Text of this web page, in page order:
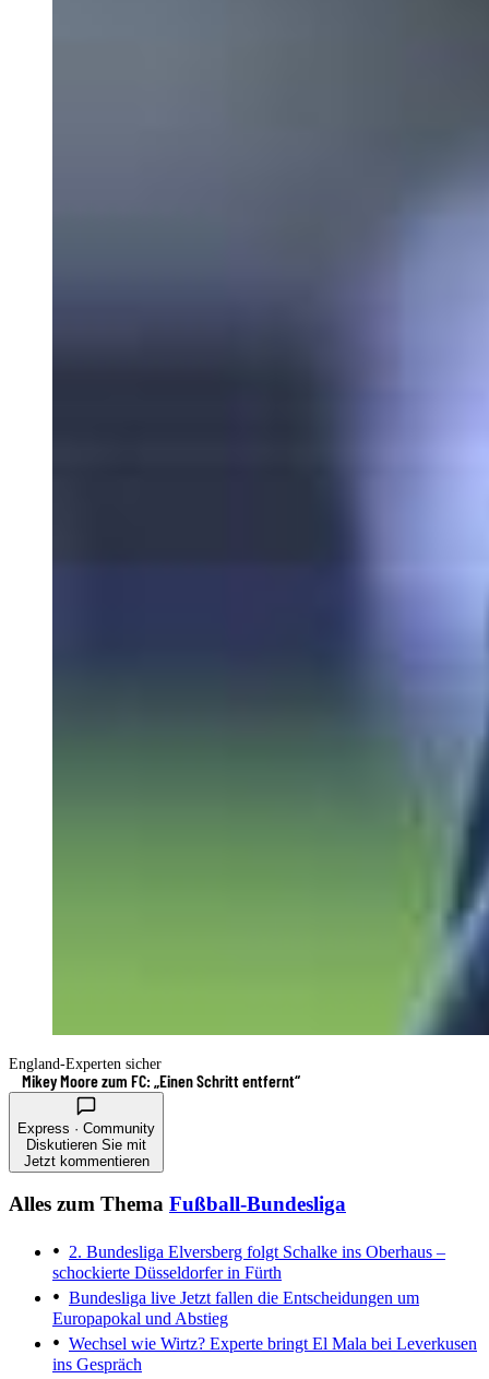
England-Experten sicher
Mikey Moore zum FC: „Einen Schritt entfernt“
Express · Community
Diskutieren Sie mit
Jetzt kommentieren
Alles zum Thema Fußball-Bundesliga
2. Bundesliga Elversberg folgt Schalke ins Oberhaus –
schockierte Düsseldorfer in Fürth
Bundesliga live Jetzt fallen die Entscheidungen um
Europapokal und Abstieg
Wechsel wie Wirtz? Experte bringt El Mala bei Leverkusen
ins Gespräch